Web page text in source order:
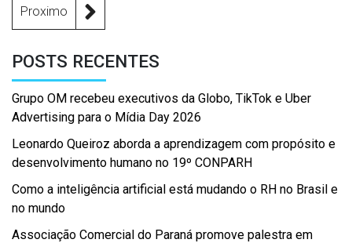
Proximo
POSTS RECENTES
Grupo OM recebeu executivos da Globo, TikTok e Uber
Advertising para o Mídia Day 2026
Leonardo Queiroz aborda a aprendizagem com propósito e
desenvolvimento humano no 19º CONPARH
Como a inteligência artificial está mudando o RH no Brasil e
no mundo
Associação Comercial do Paraná promove palestra em